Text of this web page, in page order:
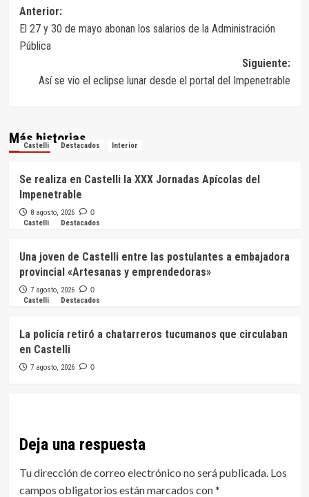
Navegación
de
Anterior:
El 27 y 30 de mayo abonan los salarios de la Administración
Pública
Siguiente:
Así se vio el eclipse lunar desde el portal del Impenetrable
Más historias
Castelli Destacados Interior
Se realiza en Castelli la XXX Jornadas Apícolas del
Impenetrable
8 agosto, 2026 0
Castelli Destacados
Una joven de Castelli entre las postulantes a embajadora
provincial «Artesanas y emprendedoras»
7 agosto, 2026 0
Castelli Destacados
La policía retiró a chatarreros tucumanos que circulaban
en Castelli
7 agosto, 2026 0
Deja una respuesta
Tu dirección de correo electrónico no será publicada. Los
campos obligatorios están marcados con*